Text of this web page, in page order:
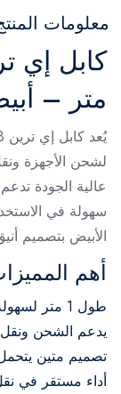
معلومات
متر –
لشحن الأجهزة
عالية الجودة
سهولة في
الأبيض بتصميم
أهم
طول 1 متر لسهولة الاستخدام
يدعم الشحن ونقل
تصميم متين يتحمل
أداء مستقر في